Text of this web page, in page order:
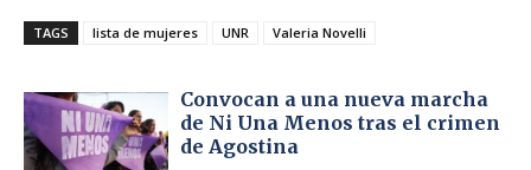
TAGS lista de mujeres UNR Valeria Novelli
Convocan a una nueva marcha
de Ni Una Menos tras el crimen
de Agostina